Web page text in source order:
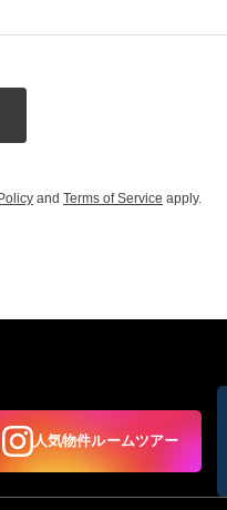
and Terms of Service apply.
人気物件ルームツアー